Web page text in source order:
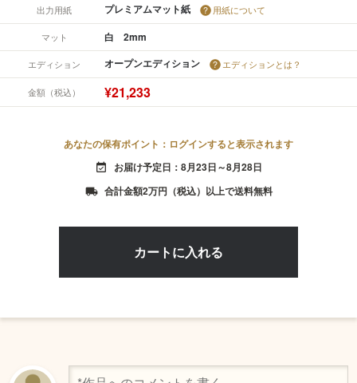
出力用紙 プレミアムマット紙 用紙について
マット 白 2mm
エディション オープンエディション エディションとは？
金額（税込） ¥21,233
あなたの保有ポイント：ログインすると表示されます
event_available お届け予定日：8月23日～8月28日
local_shipping 合計金額2万円（税込）以上で送料無料